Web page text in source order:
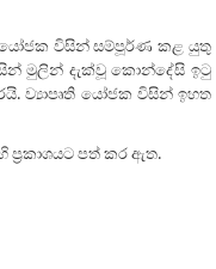
යෝජක විසින් සම්පූර්ණ කළ යුතු
මුලින් දැක්වූ කොන්දේසි ඉටු
ව්‍යාපෘති යෝජක විසින් ඉහත
ප්‍රකාශයට පත් කර ඇත.